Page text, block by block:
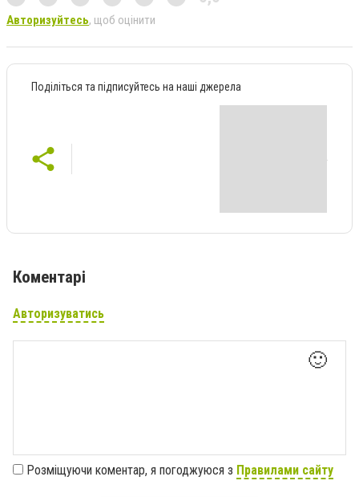
Авторизуйтесь, щоб оцінити
Поділіться та підписуйтесь на наші джерела
Коментарі
Авторизуватись
🙂
Розміщуючи коментар, я погоджуюся з Правилами сайту